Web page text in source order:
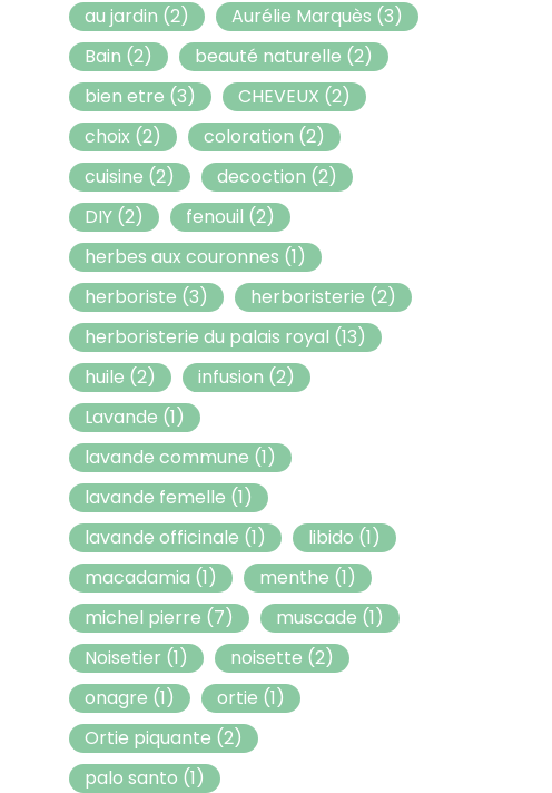
au jardin (2) Aurélie Marquès (3)
Bain (2) beauté naturelle (2)
bien etre (3) CHEVEUX (2)
choix (2) coloration (2)
cuisine (2) decoction (2)
DIY (2) fenouil (2)
herbes aux couronnes (1)
herboriste (3) herboristerie (2)
herboristerie du palais royal (13)
huile (2) infusion (2)
Lavande (1)
lavande commune (1)
lavande femelle (1)
lavande officinale (1) libido (1)
macadamia (1) menthe (1)
michel pierre (7) muscade (1)
Noisetier (1) noisette (2)
onagre (1) ortie (1)
Ortie piquante (2)
palo santo (1)